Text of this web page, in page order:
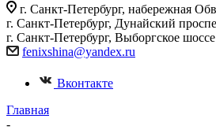
г. Санкт-Петербург, набережная
г. Санкт-Петербург, Дунайский
г. Санкт-Петербург, Выборгское
fenixshina@yandex.ru
Вконтакте
Главная
-